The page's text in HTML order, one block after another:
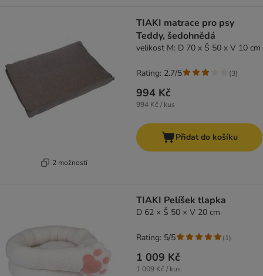
2 možností
TIAKI matrace pro psy
Teddy, šedohnědá
velikost M: D 70 x Š 50 x V 10 cm
994 Kč
994 Kč / kus
Rating: 2.7/5 (3)
Přidat do košíku
TIAKI Pelíšek tlapka
D 62 × Š 50 × V 20 cm
1 009 Kč
1 009 Kč / kus
Rating: 5/5 (1)